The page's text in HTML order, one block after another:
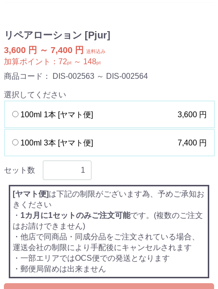
リペアローション [Pjur]
3,600 円 ～ 7,400 円 送料込み
加算ポイント： 72pt ～ 148pt
商品コード： DIS-002563 ～ DIS-002564
選択してください
100ml 1本 [ヤマト便] 3,600 円
100ml 3本 [ヤマト便] 7,400 円
セット数
[ヤマト便]は下記の制限がございます為、予めご承知お
きください
・ 1カ月に1セットのみご注文可能です。(複数のご注文
はお請けできません)
・他店で同商品・同成分品をご注文されている場合、
運送会社の制限により手配後にキャンセルされます
・一部エリアではOCS便での発送となります
・郵便局留めは出来ません